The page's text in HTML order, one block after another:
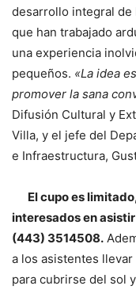
desarrollo integral
que han trabajado
una experiencia
pequeños. «La idea
promover la sana
Difusión Cultural y
Villa, y el jefe del
e Infraestructura,
El cupo es
interesados en
(443) 3514508.
a los asistentes
para cubrirse del sol